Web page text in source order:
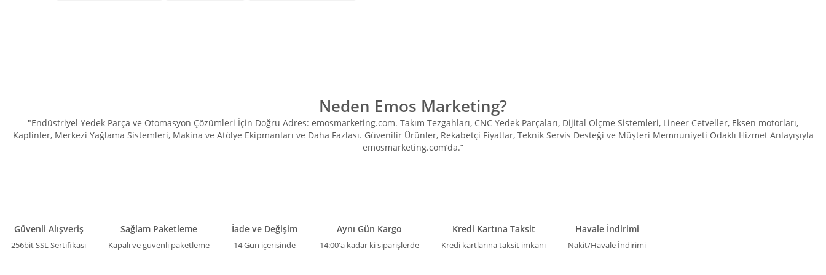
Gönder
Neden Emos Marketing?
"Endüstriyel Yedek Parça ve Otomasyon Çözümleri İçin Doğru Adres: emosmarketing.com. Takım Tezgahları, CNC Yedek Parçaları, Dijital Ölçme Sistemleri, Lineer Cetveller, Eksen motorları,
Kaplinler, Merkezi Yağlama Sistemleri, Makina ve Atölye Ekipmanları ve Daha Fazlası. Güvenilir Ürünler, Rekabetçi Fiyatlar, Teknik Servis Desteği ve Müşteri Memnuniyeti Odaklı Hizmet Anlayışıyla
emosmarketing.com’da.”
Güvenli Alışveriş
256bit SSL Sertifikası
Sağlam Paketleme
Kapalı ve güvenli paketleme
İade ve Değişim
14 Gün içerisinde
Aynı Gün Kargo
14:00'a kadar ki siparişlerde
Kredi Kartına Taksit
Kredi kartlarına taksit imkanı
Havale İndirimi
Nakit/Havale İndirimi